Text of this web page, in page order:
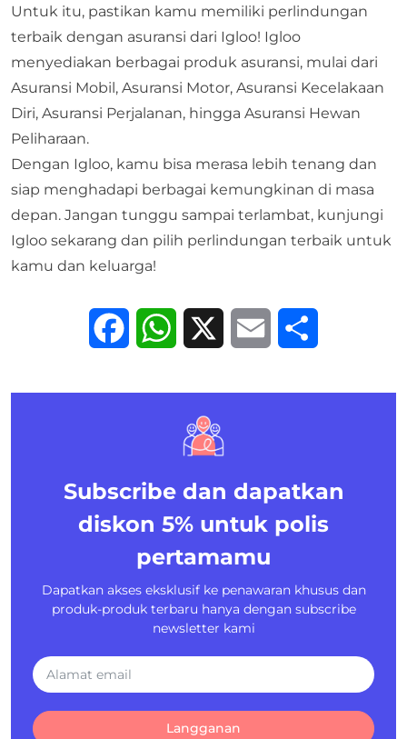
Untuk itu, pastikan kamu memiliki perlindungan
terbaik dengan asuransi dari Igloo! Igloo
menyediakan berbagai produk asuransi, mulai dari
Asuransi Mobil, Asuransi Motor, Asuransi Kecelakaan
Diri, Asuransi Perjalanan, hingga Asuransi Hewan
Peliharaan.
Dengan Igloo, kamu bisa merasa lebih tenang dan
siap menghadapi berbagai kemungkinan di masa
depan. Jangan tunggu sampai terlambat, kunjungi
Igloo sekarang dan pilih perlindungan terbaik untuk
kamu dan keluarga!
FacebookWhatsApp Email
Subscribe dan dapatkan
diskon 5% untuk polis
pertamamu
Dapatkan akses eksklusif ke penawaran khusus dan
produk-produk terbaru hanya dengan subscribe
newsletter kami
Langganan